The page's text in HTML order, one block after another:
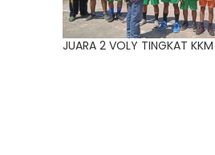
JUARA 2 VOLY TINGKAT KKM